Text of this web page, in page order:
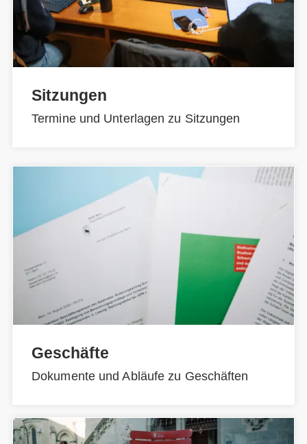
Sitzungen
Termine und Unterlagen zu Sitzungen
Geschäfte
Dokumente und Abläufe zu Geschäften